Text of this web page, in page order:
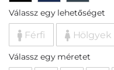
Válassz egy lehetőséget
Férfi Hölgyek
Válassz egy méretet